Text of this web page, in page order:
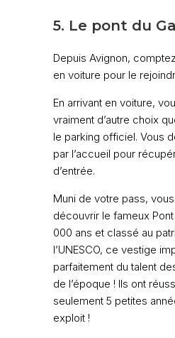
5. Le pont du
Depuis Avignon,
en voiture pour le
En arrivant en voiture,
vraiment d’autre choix
le parking officiel. Vous
par l’accueil pour
d’entrée.
Muni de votre pass,
découvrir le fameux
000 ans et classé au
l’UNESCO, ce vestige
parfaitement du talent
de l’époque ! Ils ont
seulement 5 petites
exploit !